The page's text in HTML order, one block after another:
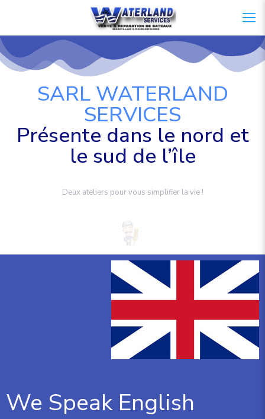
SARL WATERLAND
SERVICES
Présente dans le nord et
le sud de l’île
Deux ateliers pour vous simplifier la vie !
We Speak English